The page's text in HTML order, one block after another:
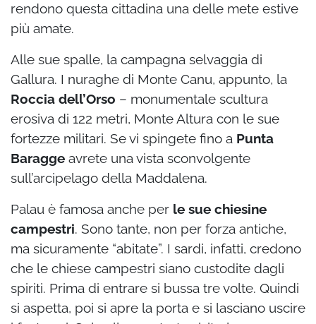
rendono questa cittadina una delle mete estive
più amate.
Alle sue spalle, la campagna selvaggia di
Gallura. I nuraghe di Monte Canu, appunto, la
Roccia dell’Orso – monumentale scultura
erosiva di 122 metri, Monte Altura con le sue
fortezze militari. Se vi spingete fino a Punta
Baragge avrete una vista sconvolgente
sull’arcipelago della Maddalena.
Palau è famosa anche per le sue chiesine
campestri. Sono tante, non per forza antiche,
ma sicuramente “abitate”. I sardi, infatti, credono
che le chiese campestri siano custodite dagli
spiriti. Prima di entrare si bussa tre volte. Quindi
si aspetta, poi si apre la porta e si lasciano uscire